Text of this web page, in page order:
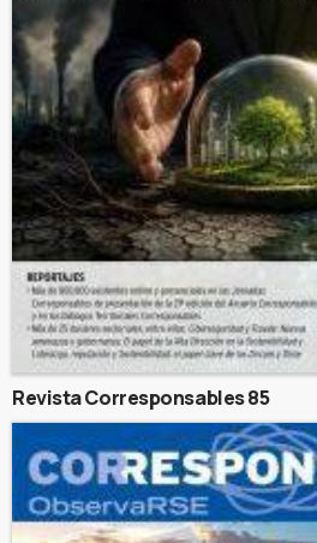
Revista Corresponsables 85